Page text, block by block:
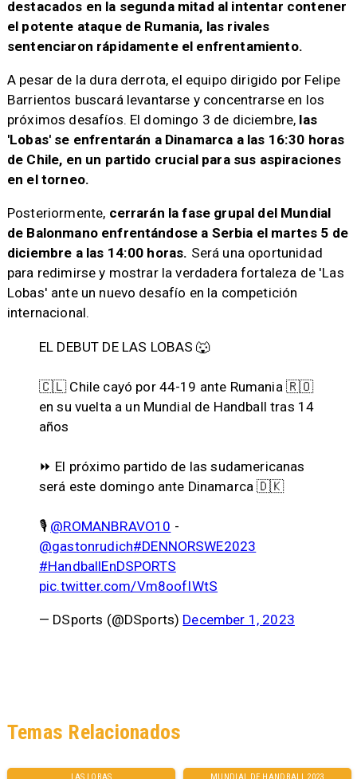
destacados en la segunda mitad al intentar contener
el potente ataque de Rumania, las rivales
sentenciaron rápidamente el enfrentamiento.
A pesar de la dura derrota, el equipo dirigido por Felipe
Barrientos buscará levantarse y concentrarse en los
próximos desafíos. El domingo 3 de diciembre, las
'Lobas' se enfrentarán a Dinamarca a las 16:30 horas
de Chile, en un partido crucial para sus aspiraciones
en el torneo.
Posteriormente, cerrarán la fase grupal del Mundial
de Balonmano enfrentándose a Serbia el martes 5 de
diciembre a las 14:00 horas. Será una oportunidad
para redimirse y mostrar la verdadera fortaleza de 'Las
Lobas' ante un nuevo desafío en la competición
internacional.
EL DEBUT DE LAS LOBAS 🐺
🇨🇱 Chile cayó por 44-19 ante Rumania 🇷🇴
en su vuelta a un Mundial de Handball tras 14
años
⏩ El próximo partido de las sudamericanas
será este domingo ante Dinamarca 🇩🇰
🎙️ @ROMANBRAVO10 -
@gastonrudich#DENNORSWE2023
#HandballEnDSPORTS
pic.twitter.com/Vm8oofIWtS
— DSports (@DSports) December 1, 2023
LAS LOBAS MUNDIAL DE HANDBALL 2023
Temas Relacionados